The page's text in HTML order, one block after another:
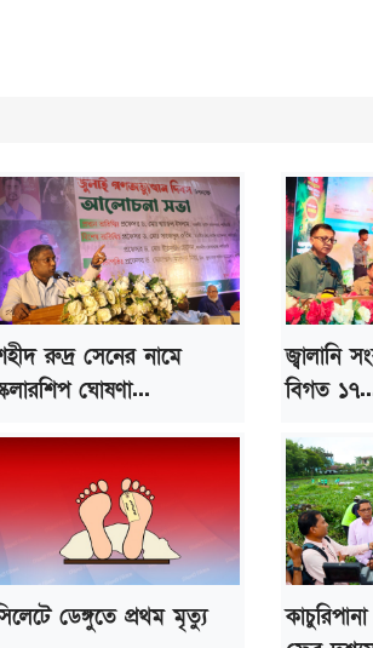
রুদ্র সেনের নামে
ঘোষণা...
জ্বালানি
বিগত
ডেঙ্গুতে প্রথম মৃত্যু